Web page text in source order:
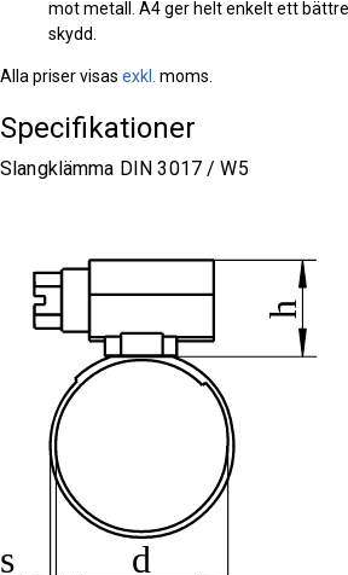
mot metall. A4 ger helt enkelt ett
skydd.
Alla priser visas exkl. moms.
Specifikationer
Slangklämma DIN 3017 / W5